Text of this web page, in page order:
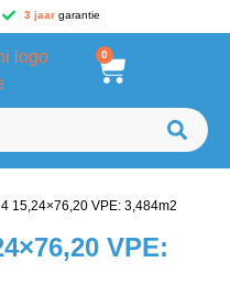
3 jaargarantie
0
15,24×76,20 VPE: 3,484m2
VPE: